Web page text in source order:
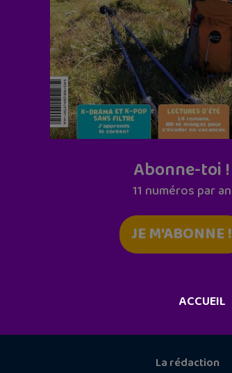
Abonne-toi !
11 numéros par an
JE M'ABONNE !
ACCUEIL
La rédaction